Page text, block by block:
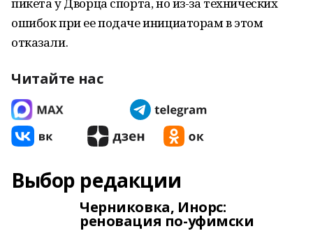
ошибок при ее подаче инициаторам в этом
отказали.
Читайте нас
Выбор редакции
Черниковка, Инорс:
реновация по-уфимски